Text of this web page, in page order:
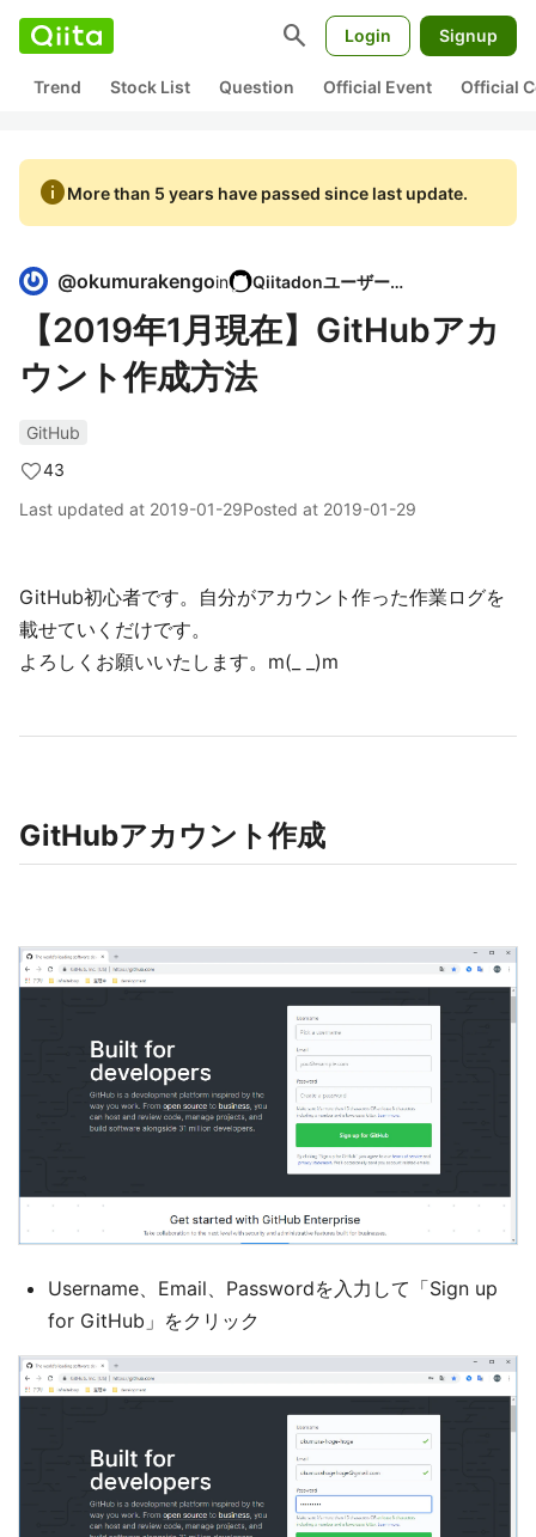
search Login Signup
Trend Stock List Question Official Event Official
infoMore than 5 years have passed since last update.
@okumurakengoin Qiitadonユーザー会
【2019年1月現在】GitHubアカ
ウント作成方法
GitHub
43
Last updated at 2019-01-29Posted at 2019-01-29
GitHub初心者です。自分がアカウント作った作業ログを
載せていくだけです。
よろしくお願いいたします。m(_ _)m
GitHubアカウント作成
Username、Email、Passwordを入力して「Sign up
for GitHub」をクリック